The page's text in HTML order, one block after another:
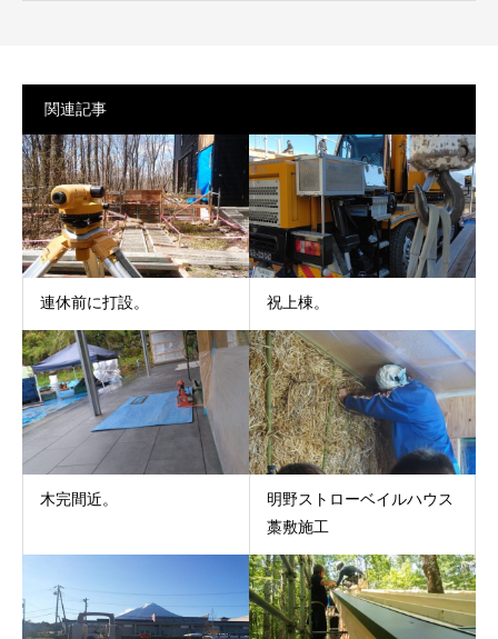
関連記事
連休前に打設。 祝上棟。
木完間近。
明野ストローベイルハウス
藁敷施工